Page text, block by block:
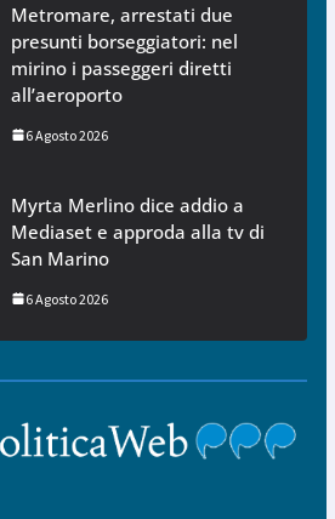
Metromare, arrestati due
presunti borseggiatori: nel
mirino i passeggeri diretti
all’aeroporto
6 Agosto 2026
Myrta Merlino dice addio a
Mediaset e approda alla tv di
San Marino
6 Agosto 2026